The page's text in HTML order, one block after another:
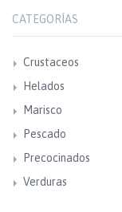
CATEGORÍAS
Crustaceos
Helados
Marisco
Pescado
Precocinados
Verduras